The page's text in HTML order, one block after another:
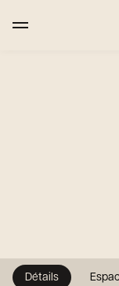
Détails